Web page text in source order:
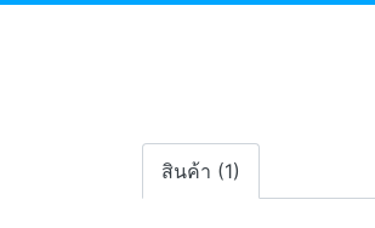
สินค้า (1)